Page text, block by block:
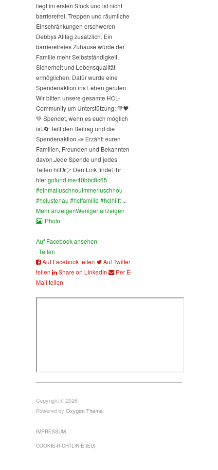
liegt im ersten Stock und ist nicht
barrierefrei, Treppen und räumliche
Einschränkungen erschweren
Debbys Alltag zusätzlich. Ein
barrierefreies Zuhause würde der
Familie mehr Selbstständigkeit,
Sicherheit und Lebensqualität
ermöglichen. Dafür wurde eine
Spendenaktion ins Leben gerufen.
Wir bitten unsere gesamte HCL-
Community um Unterstützung: 💚🖤
💚 Spendet, wenn es euch möglich
ist.🔄 Teilt den Beitrag und die
Spendenaktion.📣 Erzählt euren
Familien, Freunden und Bekannten
davon.Jede Spende und jedes
Teilen hilft!👉 Den Link findet ihr
hier:gofund.me/40bbc8c65
#einmalluschnouimmerluschnou
#hclustenau #hclfamilie#hclhilft ...
Mehr anzeigenWeniger anzeigen
Photo
Auf Facebook ansehen
·Teilen
Auf Facebook teilen
Auf Twitter
teilen
Share on LinkedIn
Per E-
Mail teilen
Copyright © 2026
Powered by Oxygen Theme
IMPRESSUM
COOKIE-RICHTLINIE (EU)